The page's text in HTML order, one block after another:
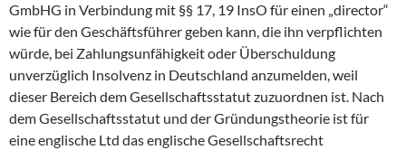
GmbHG in Verbindung mit §§ 17, 19 InsO für einen „director“
wie für den Geschäftsführer geben kann, die ihn verpflichten
würde, bei Zahlungsunfähigkeit oder Überschuldung
unverzüglich Insolvenz in Deutschland anzumelden, weil
dieser Bereich dem Gesellschaftsstatut zuzuordnen ist. Nach
dem Gesellschaftsstatut und der Gründungstheorie ist für
eine englische Ltd das englische Gesellschaftsrecht